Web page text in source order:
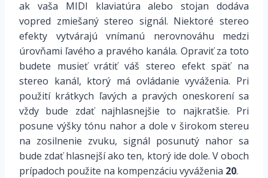
ak vaša MIDI klaviatúra alebo stojan dodáva
vopred zmiešaný stereo signál. Niektoré stereo
efekty vytvárajú vnímanú nerovnováhu medzi
úrovňami ľavého a pravého kanála. Opraviť za toto
budete musieť vrátiť váš stereo efekt späť na
stereo kanál, ktorý má ovládanie vyváženia. Pri
použití krátkych ľavých a pravých oneskorení sa
vždy bude zdať najhlasnejšie to najkratšie. Pri
posune výšky tónu nahor a dole v širokom stereu
na zosilnenie zvuku, signál posunutý nahor sa
bude zdať hlasnejší ako ten, ktorý ide dole. V oboch
prípadoch použite na kompenzáciu vyváženia 20.